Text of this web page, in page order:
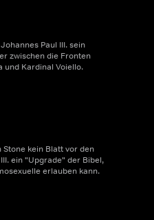
Paul III. sein
zwischen die Fronten
und Kardinal Voiello.
kein Blatt vor den
ein "Upgrade" der Bibel,
erlauben kann.